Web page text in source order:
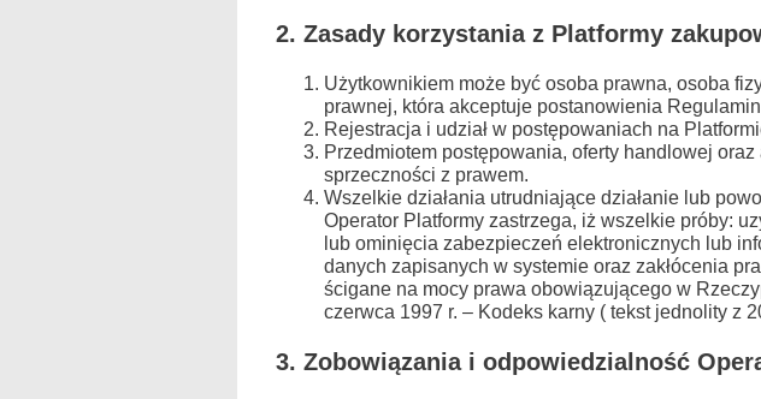
2. Zasady korzystania z Platformy
Użytkownikiem może być osoba prawna, osoba
prawnej, która akceptuje postanowienia
Rejestracja i udział w postępowaniach na
Przedmiotem postępowania, oferty handlowej
sprzeczności z prawem.
Wszelkie działania utrudniające działanie lub
Operator Platformy zastrzega, iż wszelkie próby:
lub ominięcia zabezpieczeń elektronicznych lub
danych zapisanych w systemie oraz zakłócenia
ścigane na mocy prawa obowiązującego w
czerwca 1997 r. – Kodeks karny ( tekst jednolity z
3. Zobowiązania i odpowiedzialność